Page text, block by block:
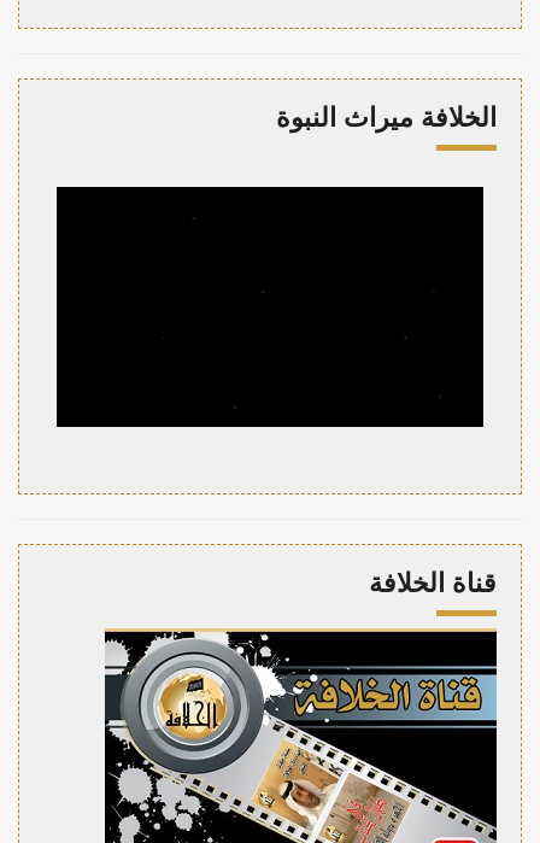
الخلافة ميراث النبوة
قناة الخلافة